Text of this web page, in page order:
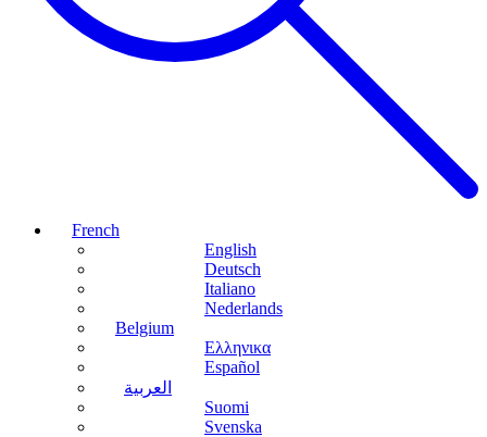
French
English
Deutsch
Italiano
Nederlands
Belgium
Ελληνικα
Español
العربية
Suomi
Svenska